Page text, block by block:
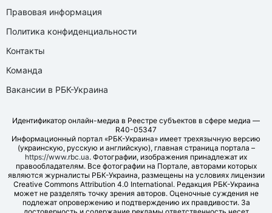
Правовая информация
Политика конфиденциальности
Контакты
Команда
Вакансии в РБК-Украина
Идентификатор онлайн-медиа в Реестре субъектов в сфере медиа —
R40-05347
Информационный портал «РБК-Украина» имеет трехязычную версию
(украинскую, русскую и английскую), главная страница портала –
https://www.rbc.ua. Фотографии, изображения принадлежат их
правообладателям. Все фотографии на Портале, авторами которых
являются журналисты РБК-Украина, размещены на условиях лицензии
Creative Commons Attribution 4.0 International. Редакция РБК-Украина
может не разделять точку зрения авторов. Оценочные суждения не
подлежат опровержению и подтверждению их правдивости. За